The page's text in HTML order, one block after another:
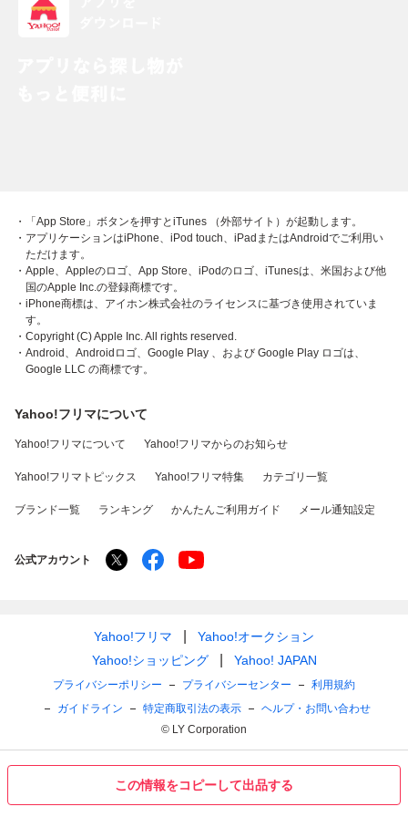
この情報をコピーして出品する
・「App Store」ボタンを押すとiTunes （外部サイト）が起動します。
・アプリケーションはiPhone、iPod touch、iPadまたはAndroidでご利用い
ただけます。
・Apple、Appleのロゴ、App Store、iPodのロゴ、iTunesは、米国および他
国のApple Inc.の登録商標です。
・iPhone商標は、アイホン株式会社のライセンスに基づき使用されていま
す。
・Copyright (C) Apple Inc. All rights reserved.
・Android、Androidロゴ、Google Play 、および Google Play ロゴは、
Google LLC の商標です。
Yahoo!フリマについて
Yahoo!フリマについて Yahoo!フリマからのお知らせ
Yahoo!フリマトピックス Yahoo!フリマ特集 カテゴリ一覧
ブランド一覧 ランキング かんたんご利用ガイド メール通知設定
公式アカウント
Yahoo!フリマ
Yahoo!オークション
Yahoo!ショッピング
Yahoo! JAPAN
プライバシーポリシー プライバシーセンター
利用規約
ガイドライン
特定商取引法の表示
ヘルプ・お問い合わせ
© LY Corporation